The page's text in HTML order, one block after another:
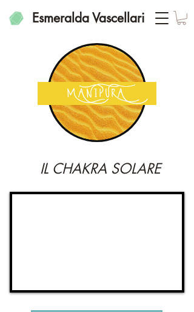
Esmeralda Vascellari
MANIPURA
IL CHAKRA SOLARE